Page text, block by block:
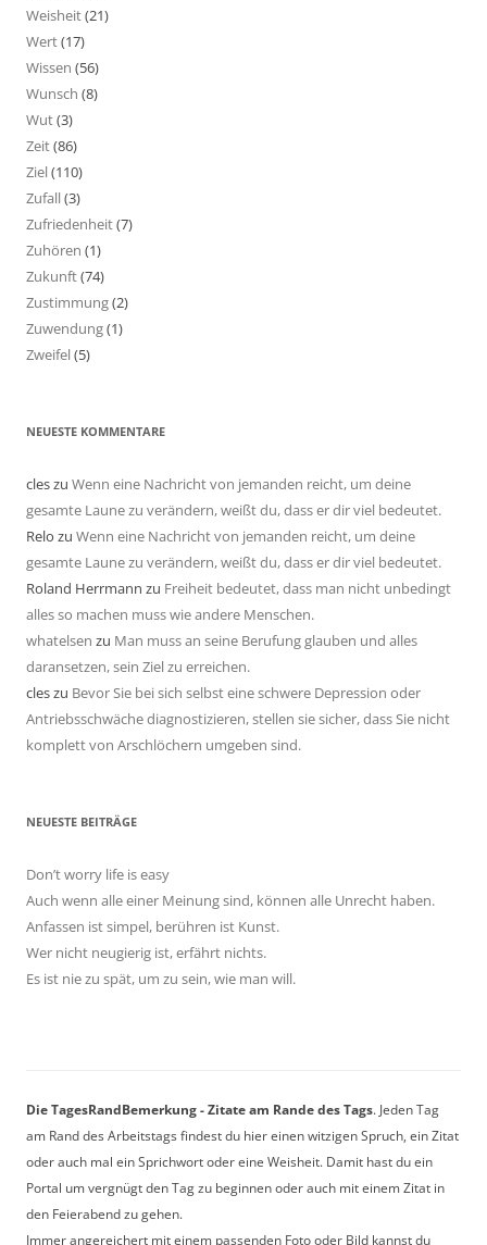
Weisheit(21)
Wert(17)
Wissen (56)
Wunsch (8)
Wut(3)
Zeit(86)
Ziel(110)
Zufall(3)
Zufriedenheit(7)
Zuhören (1)
Zukunft(74)
Zustimmung(2)
Zuwendung(1)
Zweifel(5)
NEUESTE KOMMENTARE
cleszu Wenn eine Nachricht von jemanden reicht, um deine
gesamte Laune zu verändern, weißt du, dass er dir viel bedeutet.
Relo zu Wenn eine Nachricht von jemanden reicht, um deine
gesamte Laune zu verändern, weißt du, dass er dir viel bedeutet.
Roland Herrmann zu Freiheit bedeutet, dass man nicht unbedingt
alles so machen muss wie andere Menschen.
whatelsen zu Man muss an seine Berufung glauben und alles
daransetzen, sein Ziel zu erreichen.
cleszu Bevor Sie bei sich selbst eine schwere Depression oder
Antriebsschwäche diagnostizieren, stellen sie sicher, dass Sie nicht
komplett von Arschlöchern umgeben sind.
NEUESTE BEITRÄGE
Don’t worry life is easy
Auch wenn alle einer Meinung sind, können alle Unrecht haben.
Anfassen ist simpel, berühren ist Kunst.
Wer nicht neugierig ist, erfährt nichts.
Es ist nie zu spät, um zu sein, wie man will.
Die TagesRandBemerkung - Zitate am Rande des Tags. Jeden Tag
am Rand des Arbeitstags findest du hier einen witzigen Spruch, ein Zitat
oder auch mal ein Sprichwort oder eine Weisheit. Damit hast du ein
Portal um vergnügt den Tag zu beginnen oder auch mit einem Zitat in
den Feierabend zu gehen.
Immer angereichert mit einem passenden Foto oder Bild kannst du